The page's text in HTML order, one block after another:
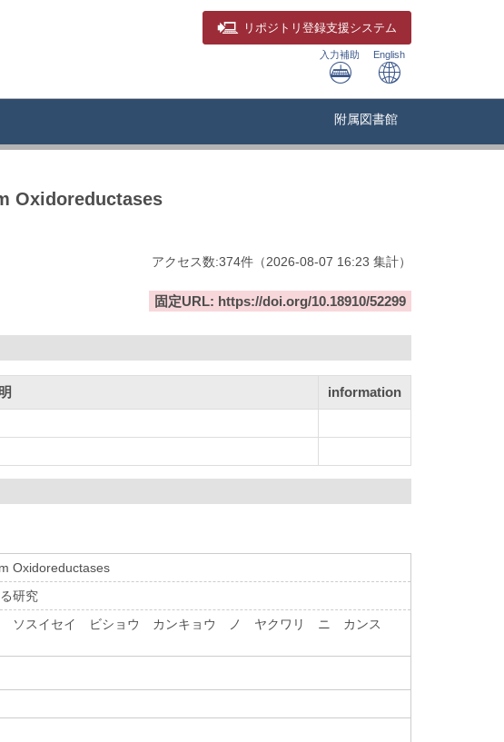
リポジトリ 登録支援システム
入力補助 English
附属図書館
Oxidoreductases
アクセス数:374件 （2026-08-07 16:23 集計）
固定URL: https://doi.org/10.18910/52299
information
Oxidoreductases
研究
スイセイ ビショウ カンキョウ ノ ヤクワリ ニ カンス